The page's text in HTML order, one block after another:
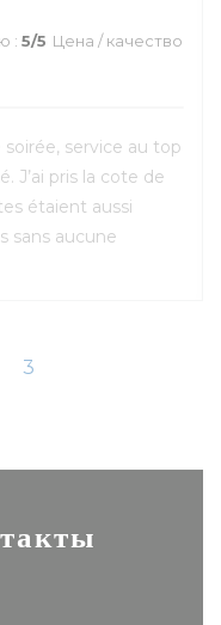
: 5/5 Цена / качество
service au top
J’ai pris la cote de
étaient aussi
sans aucune
3